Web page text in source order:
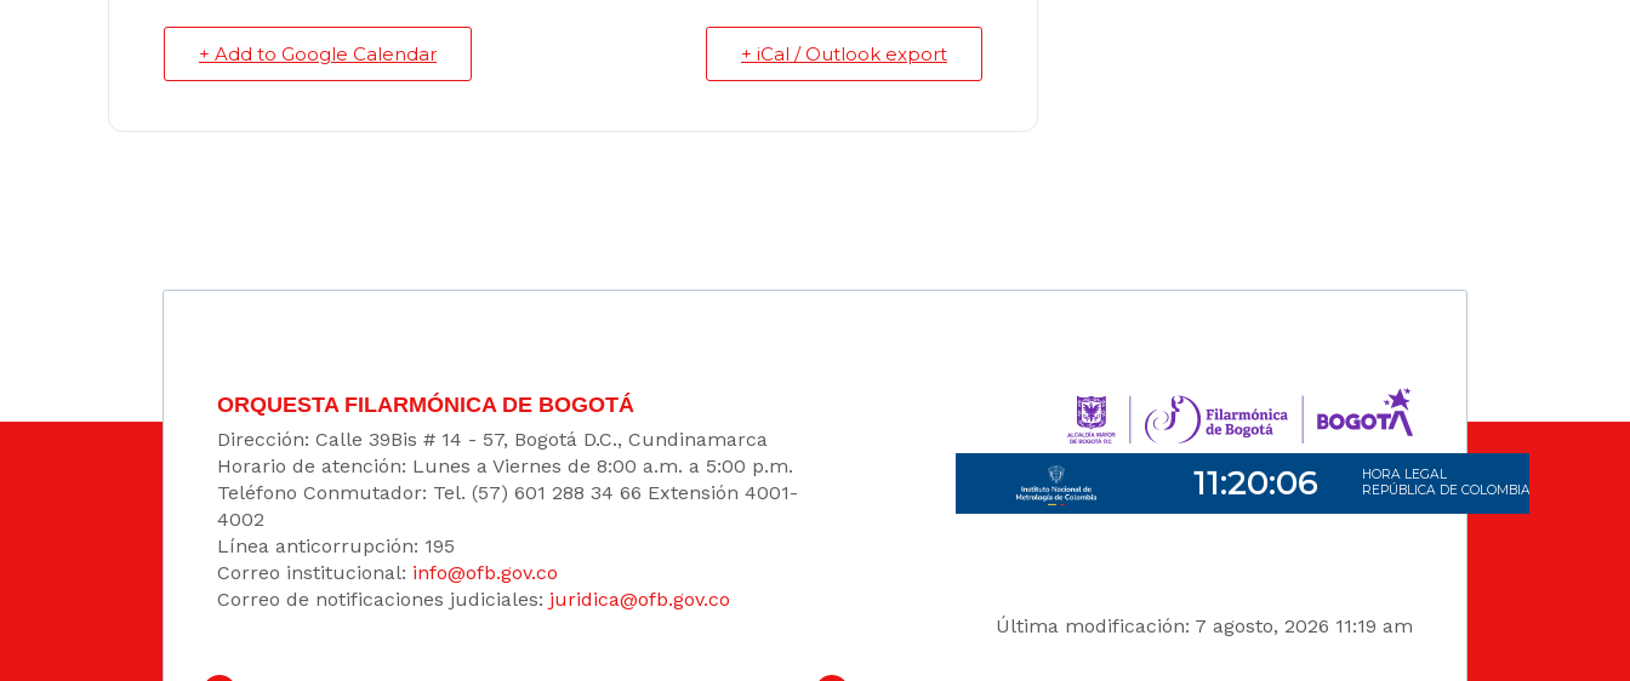
+ Add to Google Calendar + iCal / Outlook export
ORQUESTA FILARMÓNICA DE BOGOTÁ
Dirección: Calle 39Bis # 14 - 57, Bogotá D.C., Cundinamarca
Horario de atención: Lunes a Viernes de 8:00 a.m. a 5:00 p.m.
Teléfono Conmutador: Tel. (57) 601 288 34 66 Extensión 4001-
4002
Línea anticorrupción: 195
Correo institucional: info@ofb.gov.co
Correo de notificaciones judiciales: juridica@ofb.gov.co
Última modificación: 7 agosto, 2026 11:19 am